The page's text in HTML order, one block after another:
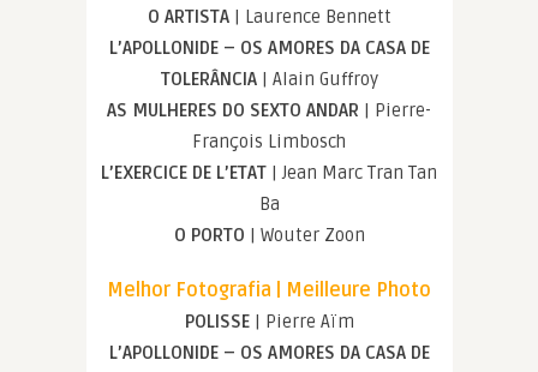
O ARTISTA| Laurence Bennett
L’APOLLONIDE – OS AMORES DA CASA DE
TOLERÂNCIA| Alain Guffroy
AS MULHERES DO SEXTO ANDAR | Pierre-
François Limbosch
L’EXERCICE DE L’ETAT | Jean Marc Tran Tan
Ba
O PORTO | Wouter Zoon
Melhor Fotografia | Meilleure Photo
POLISSE| Pierre Aïm
L’APOLLONIDE – OS AMORES DA CASA DE